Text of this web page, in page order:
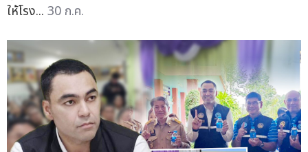
ให้โรง... 30 ก.ค.